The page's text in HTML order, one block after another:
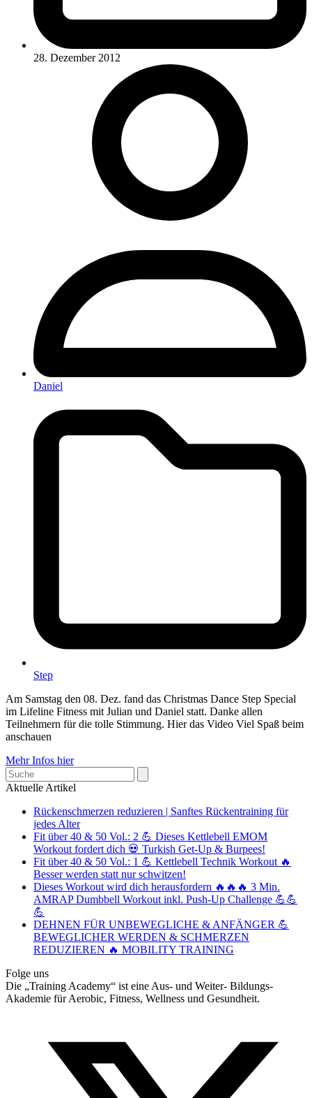
28. Dezember 2012
Daniel
Step
Am Samstag den 08. Dez. fand das Christmas Dance Step Special
im Lifeline Fitness mit Julian und Daniel statt. Danke allen
Teilnehmern für die tolle Stimmung. Hier das Video Viel Spaß beim
anschauen
Mehr Infos hier
Search
Aktuelle Artikel
Rückenschmerzen reduzieren | Sanftes Rückentraining für
jedes Alter
Fit über 40 & 50 Vol.: 2 💪 Dieses Kettlebell EMOM
Workout fordert dich 💀 Turkish Get-Up & Burpees!
Fit über 40 & 50 Vol.: 1 💪 Kettlebell Technik Workout 🔥
Besser werden statt nur schwitzen!
Dieses Workout wird dich herausfordern 🔥🔥🔥 3 Min.
AMRAP Dumbbell Workout inkl. Push-Up Challenge 💪💪
💪
DEHNEN FÜR UNBEWEGLICHE & ANFÄNGER 💪
BEWEGLICHER WERDEN & SCHMERZEN
REDUZIEREN 🔥 MOBILITY TRAINING
Folge uns
Die „Training Academy“ ist eine Aus- und Weiter- Bildungs-
Akademie für Aerobic, Fitness, Wellness und Gesundheit.